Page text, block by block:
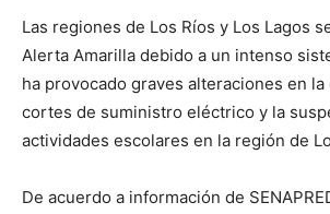
Las regiones de Los Ríos y Los Lagos
Alerta Amarilla debido a un intenso
ha provocado graves alteraciones en
cortes de suministro eléctrico y la
actividades escolares en la región de
De acuerdo a información de